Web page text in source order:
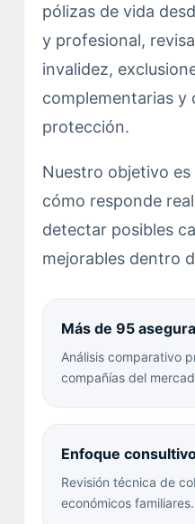
pólizas de vida
y profesional,
invalidez,
complementarias y
protección.
Nuestro objetivo
cómo responde
detectar posibles
mejorables dentro
Más de 95
Análisis comparativo
compañías del
Enfoque
Revisión técnica de
económicos familiares.